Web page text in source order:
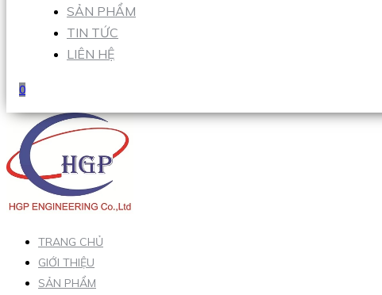
SẢN PHẨM
TIN TỨC
LIÊN HỆ
0
TRANG CHỦ
GIỚI THIỆU
SẢN PHẨM